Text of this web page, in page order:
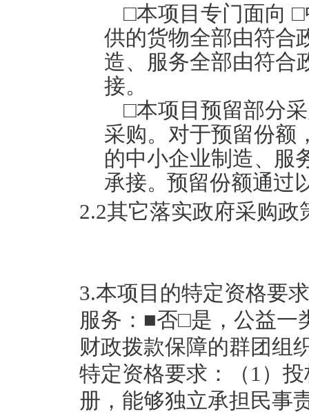
□本项目专门面向 □
供的货物全部由符合
造、服务全部由符合
接。
□本项目预留部分
采购。对于预留份额
的中小企业制造、 服
承接。预留份额通过
2.2其它落实政府采购
3.本项目的特定资格要
服务：■否□是，公益一
财政拨款保障的群团组
特定资格要求：（1）
册，能够独立承担民事